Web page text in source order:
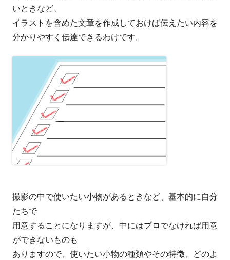
いときなど、
イラストを含めた文章を作成しておけば伝えたい内容を
分かりやすく伝達できるわけです。
撮影の中で使いたい小物があるときなど、基本的に自分
たちで
用意することになりますが、中にはプロでなければ用意
ができないものも
ありますので、使いたい小物の種類やその特徴、どのよ